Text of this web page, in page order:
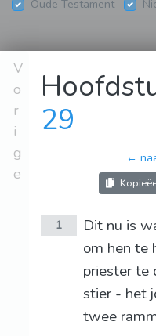
Oude Testament
V
o
r
i
g
e
29
←
1
Dit nu is
om hen te
priester te
stier - het
twee